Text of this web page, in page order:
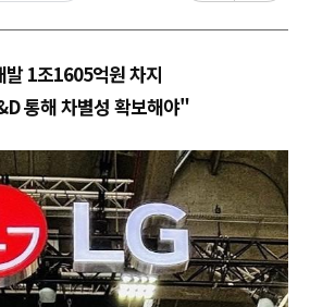
1조1605억원 차지
통해 차별성 확보해야"